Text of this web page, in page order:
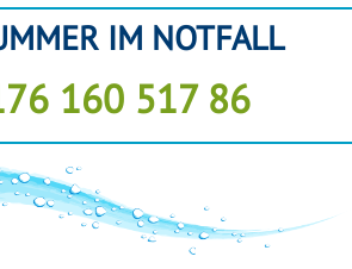
IM NOTFALL
160 517 86